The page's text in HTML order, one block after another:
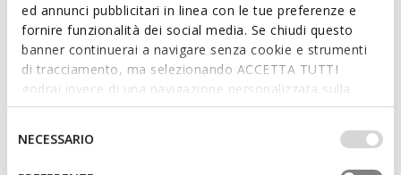
ed annunci pubblicitari in linea con le tue preferenze e
fornire funzionalità dei social media. Se chiudi questo
banner continuerai a navigare senza cookie e strumenti
di tracciamento, ma selezionando ACCETTA TUTTI
godrai invece di una navigazione personalizzata sulla
base dei tuoi gusti ed interessi. Selezionando
IMPOSTAZIONI potrai anche scegliere quali cookies ed
altri strumenti di tracciamento autorizzare. Per maggiori
informazioni o per modificare in qualsiasi momento le
del
NECESSARIO
Outstanding cushioning effect which offers protection
and absorbs jolts and vibrations
Thickness of sole: 5,5 cm / 2,2"
Lightweight footwear
Lace fastening; Removable insole